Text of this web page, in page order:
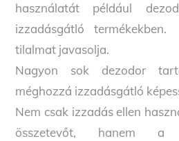
használatát például
izzadásgátló
tilalmat javasolja.
Nagyon sok dezodor
méghozzá izzadásgátló
Nem csak izzadás ellen
összetevőt, hanem a